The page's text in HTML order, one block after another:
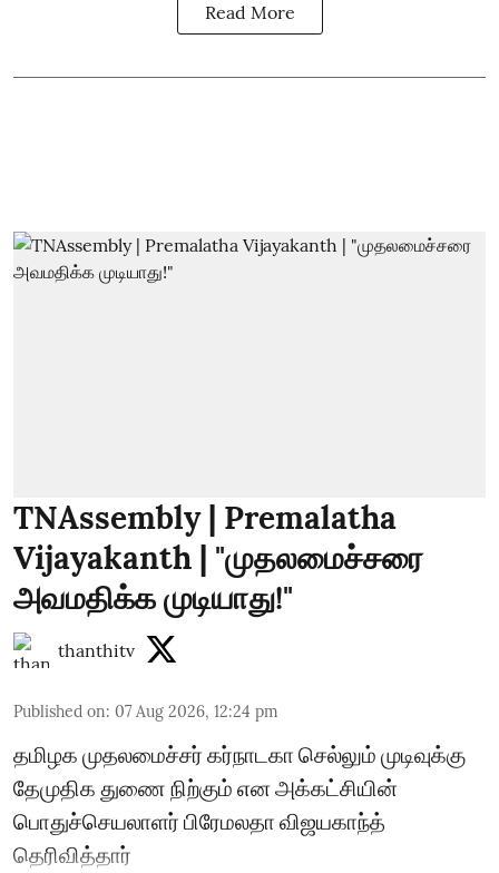
Read More
TNAssembly | Premalatha
Vijayakanth | "முதலமைச்சரை
அவமதிக்க முடியாது!"
thanthitv
Published on: 07 Aug 2026, 12:24 pm
தமிழக முதலமைச்சர் கர்நாடகா செல்லும் முடிவுக்கு
தேமுதிக துணை நிற்கும் என அக்கட்சியின்
பொதுச்செயலாளர் பிரேமலதா விஜயகாந்த்
தெரிவித்தார்